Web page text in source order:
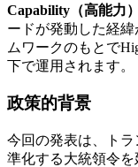
Capability（高能力）
ードが発動した経緯
ムワークのもとで
下で運用されます。
政策的背景
今回の発表は、ト
準化する大統領令を